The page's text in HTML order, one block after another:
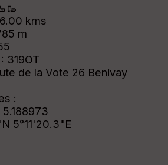
kms
m
319OT
de la Vote 26 Benivay
:
5°11'20.3"E